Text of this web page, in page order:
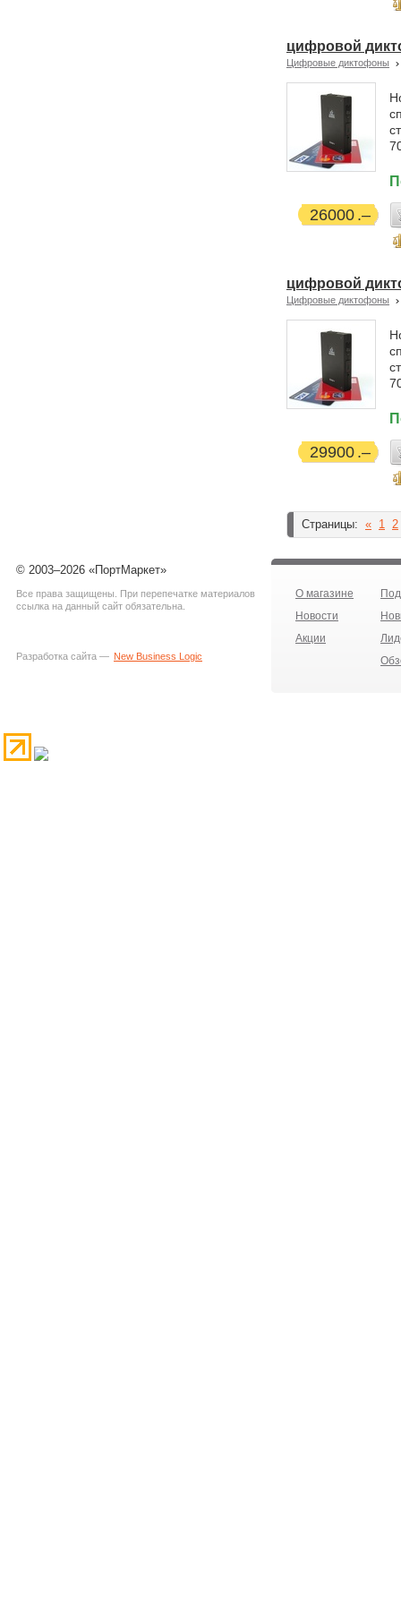
цифровой
Цифровые диктофоны
26000
цифровой
Цифровые диктофоны
29900
Страницы: « 1 2
© 2003–2026 «ПортМаркет»
Все права защищены. При перепечатке материалов
ссылка на данный сайт обязательна.
Разработка сайта — New Business Logic
О магазине
Новости
Акции